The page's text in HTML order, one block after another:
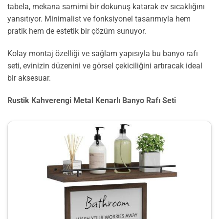
tabela, mekana samimi bir dokunuş katarak ev sıcaklığını
yansıtıyor. Minimalist ve fonksiyonel tasarımıyla hem
pratik hem de estetik bir çözüm sunuyor.
Kolay montaj özelliği ve sağlam yapısıyla bu banyo rafı
seti, evinizin düzenini ve görsel çekiciliğini artıracak ideal
bir aksesuar.
Rustik Kahverengi Metal Kenarlı Banyo Rafı Seti